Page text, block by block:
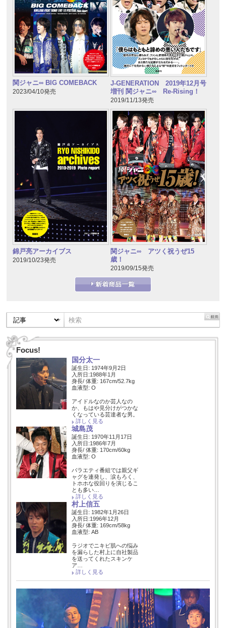
関ジャニ∞ BIG COMEBACK
2023/04/10発売
J-GENERATION 2019年12月号
増刊 関ジャニ∞ Re-Rising！
2019/11/13発売
錦戸亮アーカイブス
2019/10/23発売
関ジャニ∞ アツく祝うぜ15
歳！
2019/09/15発売
Focus!
国分太一
誕生日: 1974年9月2日
入所日:1988年1月
身長/ 体重: 167cm/52.7kg
血液型: O
アイドルなのか芸人なの
か、もはや見分けがつかな
くなっている芸達者な男。
詳しく見る
城島茂
誕生日: 1970年11月17日
入所日:1986年7月
身長/ 体重: 170cm/60kg
血液型: O
バラエティ番組では親父ギ
ャグを連発し、涙もろく、
トホホな役回りを演じるこ
とも多い…
詳しく見る
村上信五
誕生日: 1982年1月26日
入所日:1996年12月
身長/ 体重: 169cm/58kg
血液型: AB
ラジオでニキビ肌への悩み
を漏らした村上に自社製品
を送ってくれたスキンケ
ア…
詳しく見る